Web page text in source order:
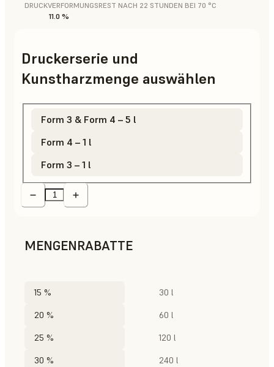
DRUCKVERFORMUNGSREST NACH 22 STUNDEN BEI 70 °C
11.0 %
Druckerserie und
Kunstharzmenge auswählen
Form 3 & Form 4 – 5 l
Form 4 – 1 l
Form 3 – 1 l
MENGENRABATTE
15 % 30 l
20 % 60 l
25 % 120 l
30 % 240 l